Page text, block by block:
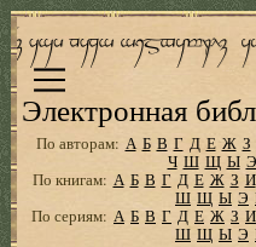
Электронная
По авторам: А Б В Г Д Е Ж З
Ч Ш Щ Ы Э
По книгам: А Б В Г Д Е Ж З И
Ш Щ Ы Э
По сериям: А Б В Г Д Е Ж З И
Ш Щ Ы Э